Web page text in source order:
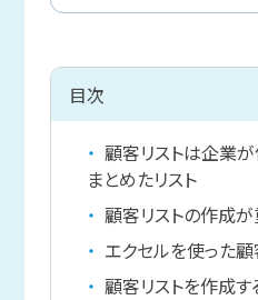
目次
顧客リストは企業
まとめたリスト
顧客リストの作成
エクセルを使った
顧客リストを作成